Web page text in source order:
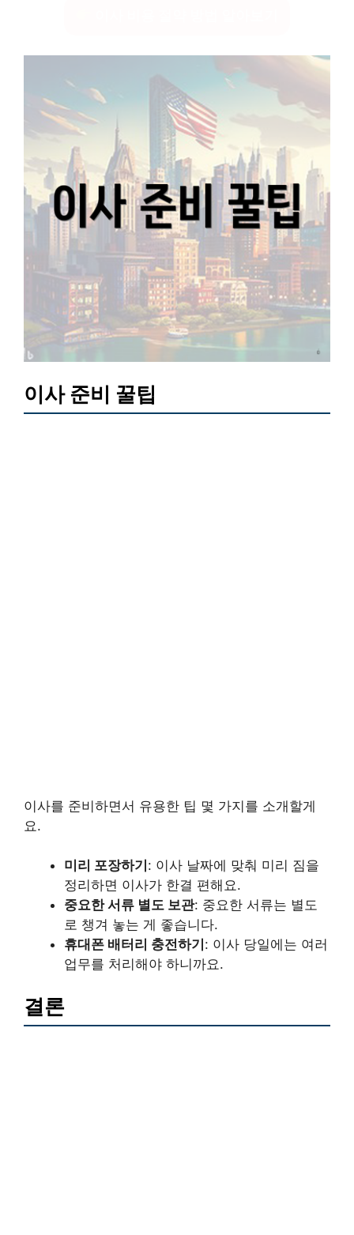
이사 준비 꿀팁
이사를 준비하면서 유용한 팁 몇 가지를 소개할게
요.
미리 포장하기 : 이사 날짜에 맞춰 미리 짐을
정리하면 이사가 한결 편해요.
중요한 서류 별도 보관: 중요한 서류는 별도
로 챙겨 놓는 게 좋습니다.
휴대폰 배터리 충전하기 : 이사 당일에는 여러
업무를 처리해야 하니까요.
결론